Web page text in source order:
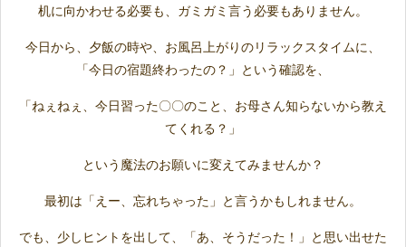
机に向かわせる必要も、ガミガミ言う必要もありません。
今日から、夕飯の時や、お風呂上がりのリラックスタイムに、
「今日の宿題終わったの？」という確認を、
「ねぇねぇ、今日習った〇〇のこと、お母さん知らないから教え
てくれる？」
という魔法のお願いに変えてみませんか？
最初は「えー、忘れちゃった」と言うかもしれません。
でも、少しヒントを出して、「あ、そうだった！」と思い出せた